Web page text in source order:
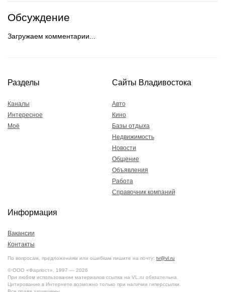
Обсуждение
Загружаем комментарии...
Разделы
Каналы
Интересное
Моё
Сайты Владивостока
Авто
Кино
Базы отдыха
Недвижимость
Новости
Общение
Объявления
Работа
Справочник компаний
Информация
Вакансии
Контакты
По вопросам, предложениям или ошибкам пишите на почту: tv@vl.ru
© ООО «Фарпост», 1997 — 2026
При любом использовании материалов ссылка на VL.ru обязательна.
Цитирование в Интернете возможно только при наличии гиперссылки.